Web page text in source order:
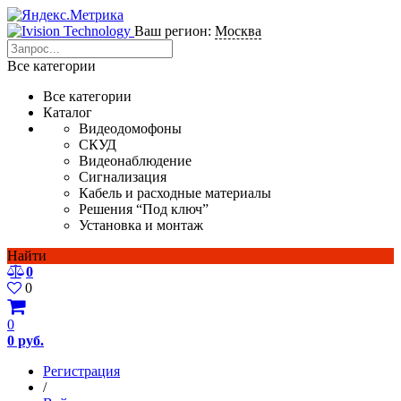
Ваш регион: Москва
Все категории
Все категории
Каталог
Видеодомофоны
СКУД
Видеонаблюдение
Сигнализация
Кабель и расходные материалы
Решения “Под ключ”
Установка и монтаж
Найти
0
0
0
0 руб.
Регистрация
/